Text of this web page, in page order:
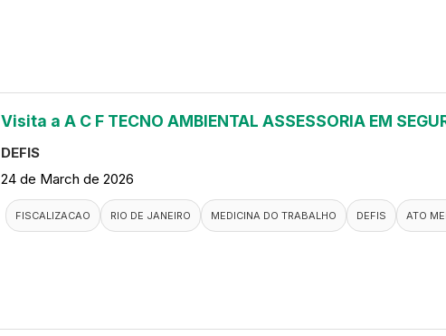
Visita a A C F TECNO AMBIENTAL ASSESSORIA EM
DEFIS
24 de March de 2026
FISCALIZACAO RIO DE JANEIRO MEDICINA DO TRABALHO DEFIS ATO